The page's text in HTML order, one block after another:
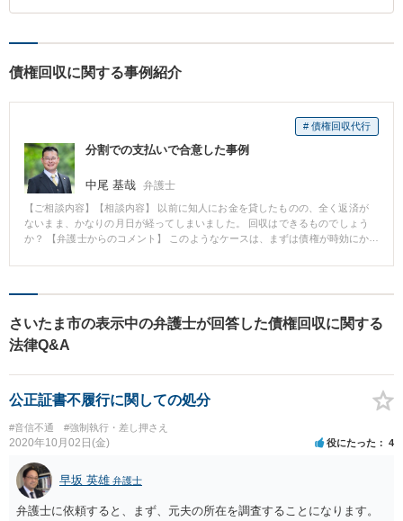
債権回収に関する事例紹介
# 債権回収代行
分割での支払いで合意した事例
中尾 基哉 弁護士
【ご相談内容】【相談内容】 以前に知人にお金を貸したものの、全く返済が
ないまま、かなりの月日が経ってしまいました。 回収はできるものでしょう
か？ 【弁護士からのコメント】 このようなケースは、まずは債権が時効にか
でしたので、取り急ぎ内容証明郵便での請求により、時効リスクを遮断し、
さいたま市の表示中の弁護士が回答した債権回収に関する
法律Q&A
公正証書不履行に関しての処分
#音信不通 #強制執行・差し押さえ
2020年10月02日(金) 役にたった 4
早坂 英雄 弁護士
弁護士に依頼すると、まず、元夫の所在を調査することになります。